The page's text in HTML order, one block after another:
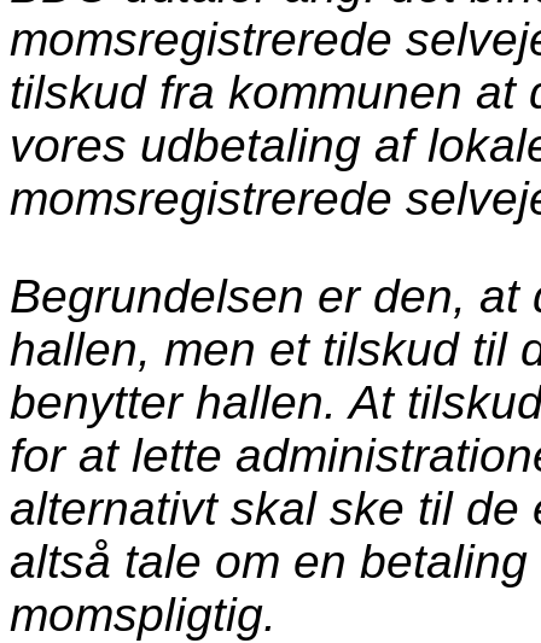
momsregistrerede
tilskud fra kommunen
vores udbetaling af
momsregistrerede
Begrundelsen er den,
hallen, men et tilskud til
benytter hallen. At
for at lette
alternativt skal ske til de
altså tale om en
momspligtig.